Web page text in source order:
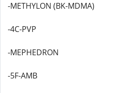
-METHYLON (BK-MDMA)
-4C-PVP
-MEPHEDRON
-5F-AMB